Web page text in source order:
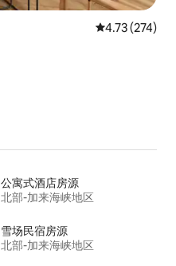
平均评分 4.73
4.73 (274)
公寓式酒店房源
北部-加来海峡地区
雪场民宿房源
北部-加来海峡地区